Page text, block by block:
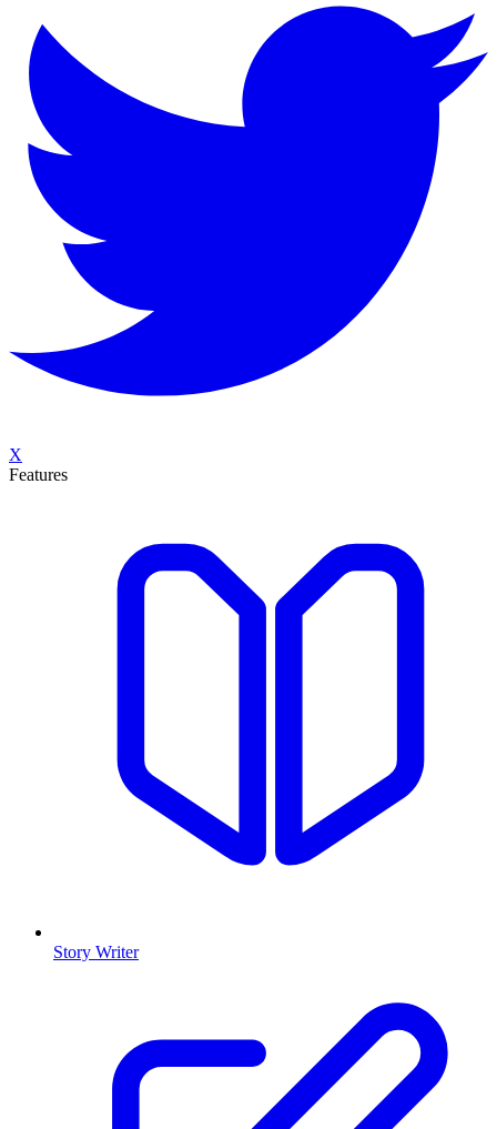
X
Features
Story Writer